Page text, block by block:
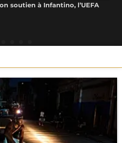
soutien à Infantino, l’UEFA